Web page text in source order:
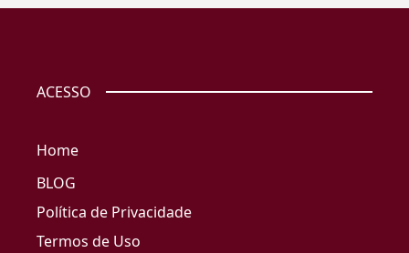
ACESSO
Home
BLOG
Política de Privacidade
Termos de Uso